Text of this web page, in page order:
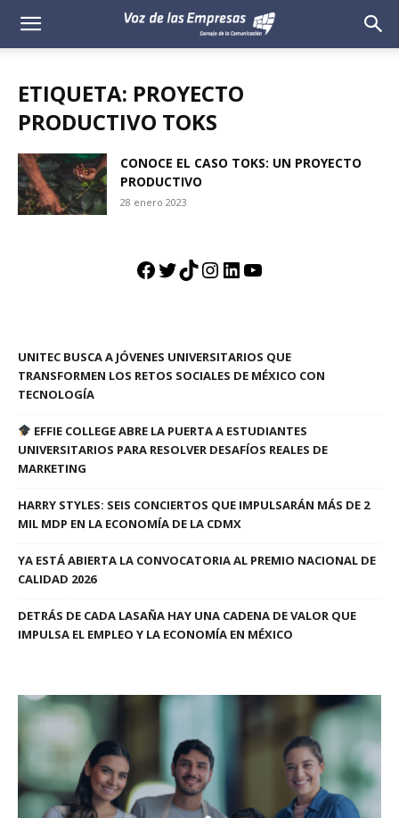
Voz
Empresas
ETIQUETA: PROYECTO
PRODUCTIVO TOKS
CONOCE EL CASO TOKS: UN PROYECTO
PRODUCTIVO
28 enero 2023
Facebook
Twitter
TikTok
Instagram
LinkedIn
YouTube
UNITEC BUSCA A JÓVENES UNIVERSITARIOS QUE
TRANSFORMEN LOS RETOS SOCIALES DE MÉXICO CON
TECNOLOGÍA
EFFIE COLLEGE ABRE LA PUERTA A ESTUDIANTES
UNIVERSITARIOS PARA RESOLVER DESAFÍOS REALES DE
MARKETING
HARRY STYLES: SEIS CONCIERTOS QUE IMPULSARÁN MÁS DE 2
MIL MDP EN LA ECONOMÍA DE LA CDMX
YA ESTÁ ABIERTA LA CONVOCATORIA AL PREMIO NACIONAL DE
CALIDAD 2026
DETRÁS DE CADA LASAÑA HAY UNA CADENA DE VALOR QUE
IMPULSA EL EMPLEO Y LA ECONOMÍA EN MÉXICO